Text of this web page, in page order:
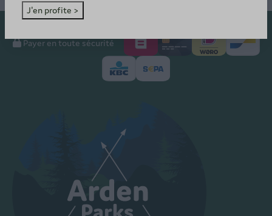
Payer en toute sécurité
J'en profite >